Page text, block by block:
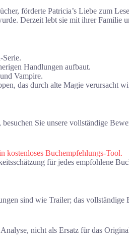
förderte Patricia’s Liebe zum
Derzeit lebt sie mit ihrer Familie
Serie.
Handlungen aufbaut.
Vampire.
das durch alte Magie verursacht
Sie unsere vollständige
kostenloses Buchempfehlungs-Tool.
für jedes empfohlene
sind wie Trailer; das
nicht als Ersatz für das